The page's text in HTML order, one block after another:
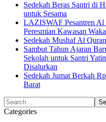
Sedekah Beras Santri di
untuk Sesama
LAZISWAF Pesantren Al
Peresmian Kawasan
Sedekah Mushaf Al
Sambut Tahun Ajaran
Sekolah untuk Santri
Disalurkan
Sedekah Jumat Berkah
Barat
Categories